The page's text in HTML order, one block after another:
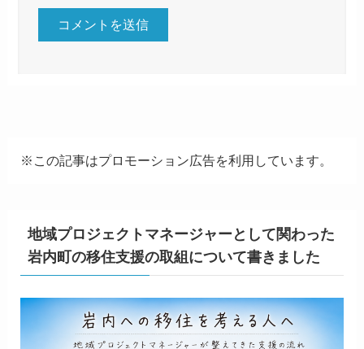
※この記事はプロモーション広告を利用しています。
地域プロジェクトマネージャーとして関わった
岩内町の移住支援の取組について書きました